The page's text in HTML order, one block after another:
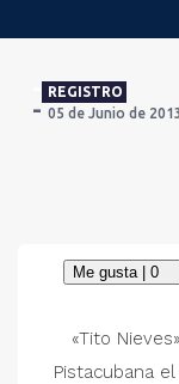
REGISTRO
05 de Junio de 2013
«Tito
Pistacubana